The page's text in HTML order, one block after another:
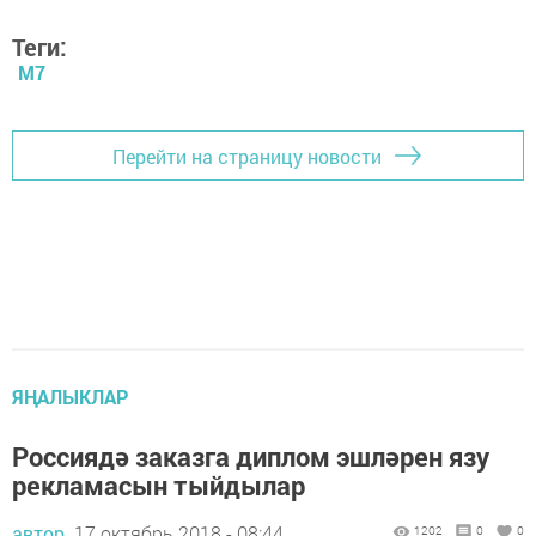
Теги:
М7
Перейти на страницу новости
ЯҢАЛЫКЛАР
Россиядә заказга диплом эшләрен язу
рекламасын тыйдылар
1202 0 0